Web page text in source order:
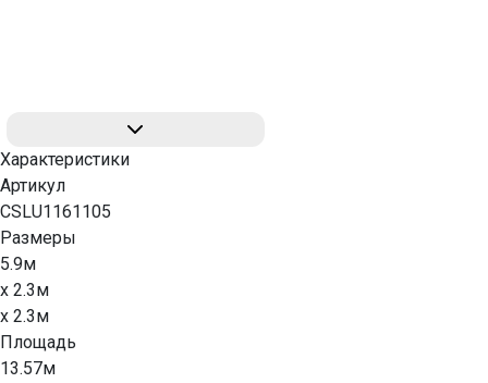
Характеристики
Артикул
CSLU1161105
Размеры
5.9м
x 2.3м
x 2.3м
Площадь
13.57м